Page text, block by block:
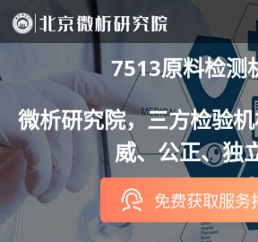
7513原料检测
微析研究院，三方检验
威、公正、独
免费获取服务